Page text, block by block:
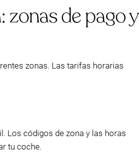
zonas de pago y
zonas. Las tarifas horarias
Los códigos de zona y las horas
tu coche.